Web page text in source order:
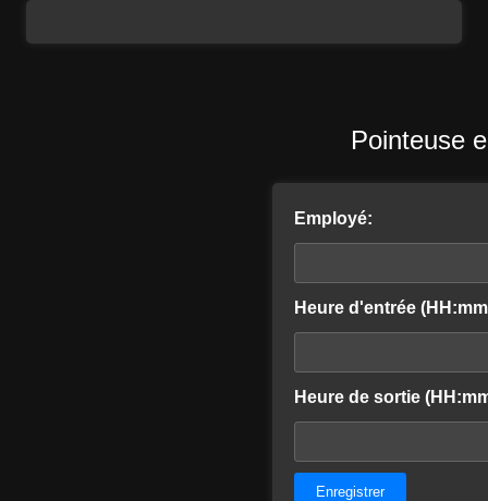
Pointeuse
Employé:
Heure d'entrée
Heure de sortie
Enregistrer